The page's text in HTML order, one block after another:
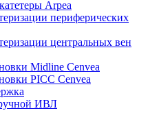
Arpea
периферических
центральных вен
Midline Cenvea
PICC Cenvea
ИВЛ